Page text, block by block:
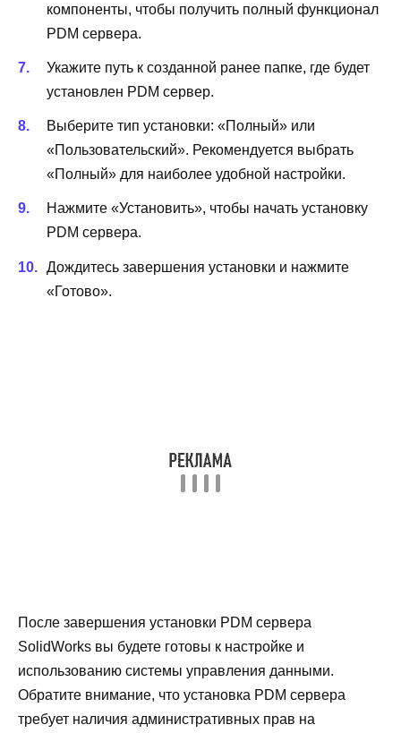
компоненты, чтобы получить полный функционал
PDM сервера.
Укажите путь к созданной ранее папке, где будет
установлен PDM сервер.
Выберите тип установки: «Полный» или
«Пользовательский». Рекомендуется выбрать
«Полный» для наиболее удобной настройки.
Нажмите «Установить», чтобы начать установку
PDM сервера.
Дождитесь завершения установки и нажмите
«Готово».
После завершения установки PDM сервера
SolidWorks вы будете готовы к настройке и
использованию системы управления данными.
Обратите внимание, что установка PDM сервера
требует наличия административных прав на